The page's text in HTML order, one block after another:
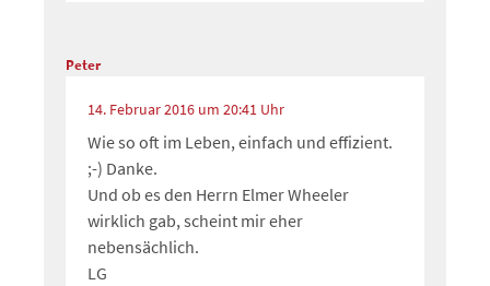
Peter
14. Februar 2016 um 20:41 Uhr
Wie so oft im Leben, einfach und effizient.
;-) Danke.
Und ob es den Herrn Elmer Wheeler
wirklich gab, scheint mir eher
nebensächlich.
LG